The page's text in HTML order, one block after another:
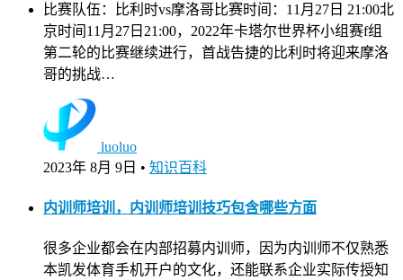
比赛队伍：比利时vs摩洛哥比赛时间：11月27日 21:00北
京时间11月27日21:00，2022年卡塔尔世界杯小组赛f组
第二轮的比赛继续进行，首战告捷的比利时将迎来摩洛
哥的挑战…
luoluo
2023年 8月 9日 • 知识百科
内训师培训，内训师培训技巧包含哪些方面
很多企业都会在内部招募内训师，因为内训师不仅熟悉
本凯发体育手机开户的文化，还能联系企业实际传授知